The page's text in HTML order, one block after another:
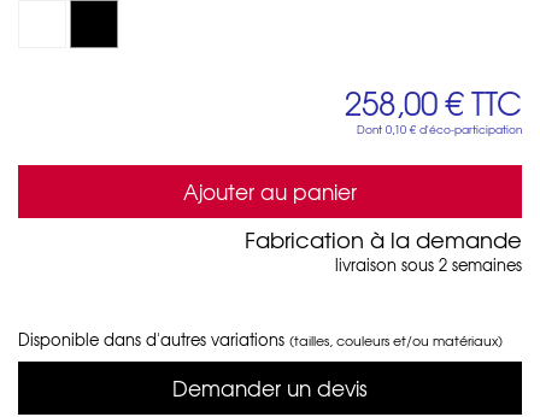
258,00 €TTC
Dont 0,10 € d'éco-participation
Ajouter au panier
Fabrication à la demande
livraison sous 2 semaines
Disponible dans d'autres variations (tailles, couleurs et/ou matériaux)
Demander un devis